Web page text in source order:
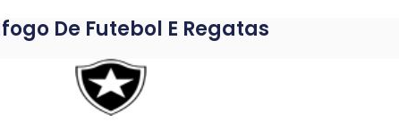
De Futebol E Regatas